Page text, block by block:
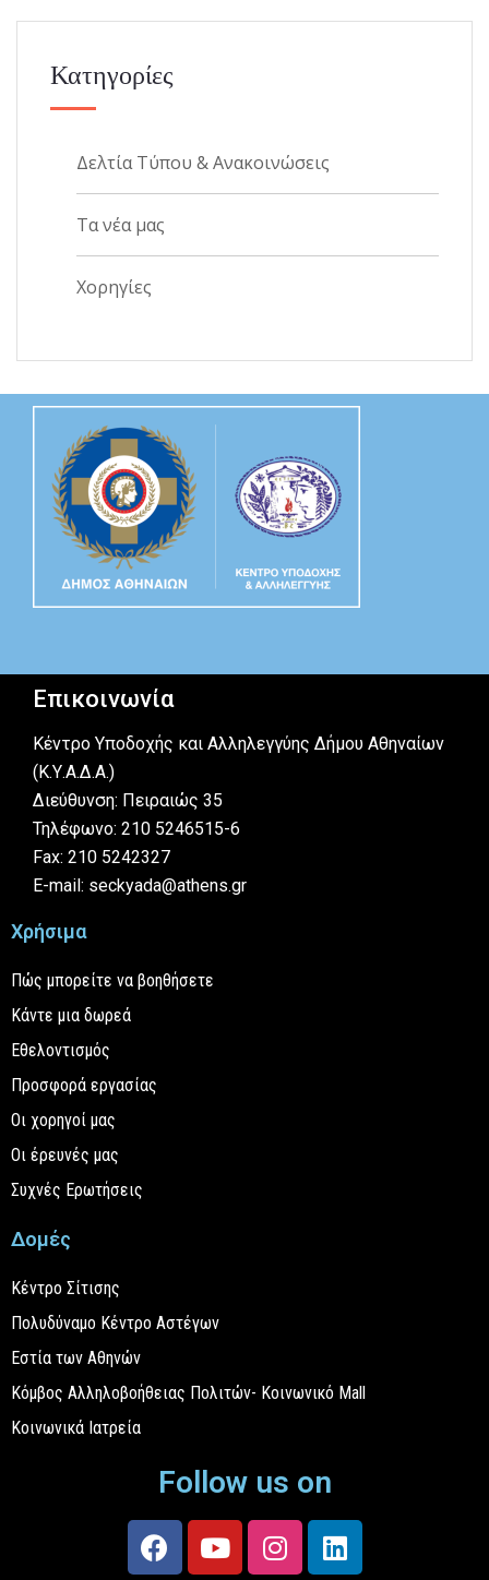
Κατηγορίες
Δελτία Τύπου & Ανακοινώσεις
Τα νέα μας
Χορηγίες
Επικοινωνία
Κέντρο Υποδοχής και Αλληλεγγύης Δήμου Αθηναίων
(Κ.Υ.Α.Δ.Α.)
Διεύθυνση: Πειραιώς 35
Τηλέφωνο: 210 5246515-6
Fax: 210 5242327
E-mail: seckyada@athens.gr
Χρήσιμα
Πώς μπορείτε να βοηθήσετε
Κάντε μια δωρεά
Εθελοντισμός
Προσφορά εργασίας
Οι χορηγοί μας
Οι έρευνές μας
Συχνές Ερωτήσεις
Δομές
Κέντρο Σίτισης
Πολυδύναμο Κέντρο Αστέγων
Εστία των Αθηνών
Κόμβος Αλληλοβοήθειας Πολιτών- Κοινωνικό Mall
Κοινωνικά Ιατρεία
Follow us on